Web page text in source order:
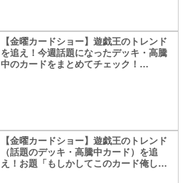
【金曜カードショー】遊戯王のトレンド
を追え！今週話題になったデッキ・高騰
中のカードをまとめてチェック！
【金曜カードショー】遊戯王のトレンド
（話題のデッキ・高騰中カード）を追
え！お題「もしかしてこのカード俺しか